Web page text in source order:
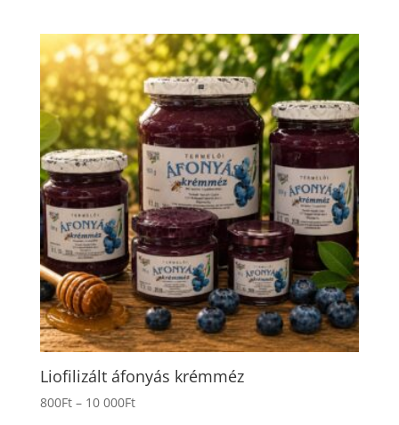
Liofilizált áfonyás krémméz
800Ft – 10 000FtÁrtartomány: